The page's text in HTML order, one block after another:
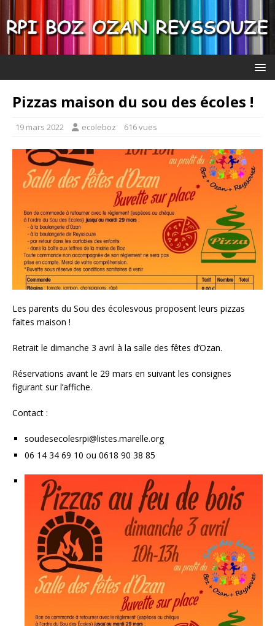
Pizzas maison du sou des écoles !
19 mars 2022 ecoleboz 616 vues
Les parents du Sou des écolesvous proposent leurs pizzas
faites maison !
Retrait le dimanche 3 avril à la salle des fêtes d’Ozan.
Réservations avant le 29 mars en suivant les consignes
figurant sur l’affiche.
Contact :
soudesecolesrpi@listes.marelle.org
06 14 34 69 10 ou 0618 90 38 85